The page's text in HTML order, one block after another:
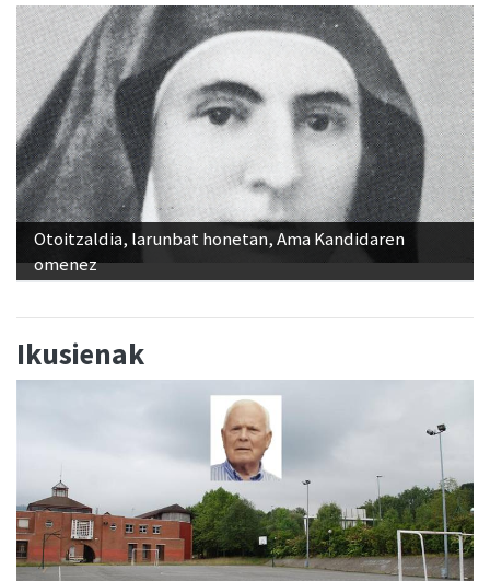
Otoitzaldia, larunbat honetan, Ama Kandidaren
omenez
Ikusienak